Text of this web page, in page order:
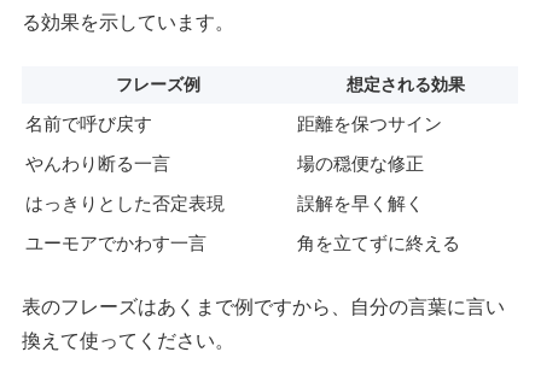
る効果を示しています。
フレーズ例 想定される効果
名前で呼び戻す
距離を保つサイン
やんわり断る一言
場の穏便な修正
はっきりとした否定表現
誤解を早く解く
ユーモアでかわす一言
角を立てずに終える
表のフレーズはあくまで例ですから、自分の言葉に言い
換えて使ってください。